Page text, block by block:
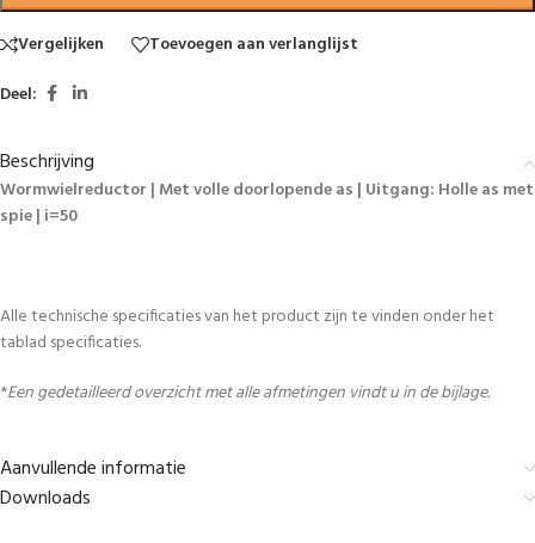
Vergelijken
Toevoegen aan verlanglijst
Deel:
Beschrijving
Wormwielreductor | Met volle doorlopende as | Uitgang: Holle as met
spie | i=50
Alle technische specificaties van het product zijn te vinden onder het
tablad specificaties.
*Een gedetailleerd overzicht met alle afmetingen vindt u in de bijlage.
Aanvullende informatie
Downloads